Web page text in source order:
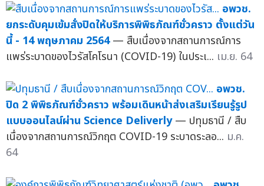
อพวช.
ยกระดับคุมเข้มสั่งปิดให้บริการพิพิธภัณฑ์ชั่วคราว ตั้งแต่วัน
นี้ - 14 พฤษภาคม 2564 — สืบเนื่องจากสถานการณ์การ
แพร่ระบาดของไวรัสโคโรนา (COVID-19) ในประเ... เม.ย. 64
อพวช.
ปิด 2 พิพิธภัณฑ์ชั่วคราว พร้อมเดินหน้าส่งเสริมเรียนรู้รูป
แบบออนไลน์ผ่าน Science Deliverly — ปทุมธานี / สืบ
เนื่องจากสถานการณ์วิกฤต COVID-19 ระบาดระลอ... ม.ค.
64